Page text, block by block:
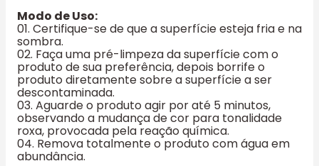
Modo de Uso:
01. Certifique-se de que a superfície esteja fria e na
sombra.
02. Faça uma pré-limpeza da superfície com o
produto de sua preferência, depois borrife o
produto diretamente sobre a superfície a ser
descontaminada.
03. Aguarde o produto agir por até 5 minutos,
observando a mudança de cor para tonalidade
roxa, provocada pela reação química.
04. Remova totalmente o produto com água em
abundância.